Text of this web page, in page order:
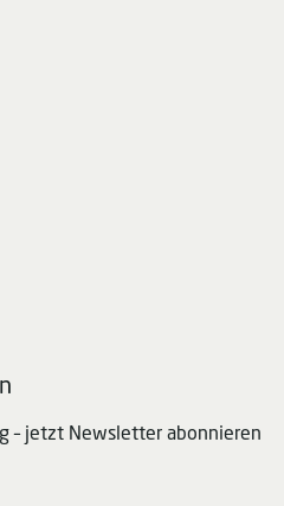
– jetzt Newsletter abonnieren